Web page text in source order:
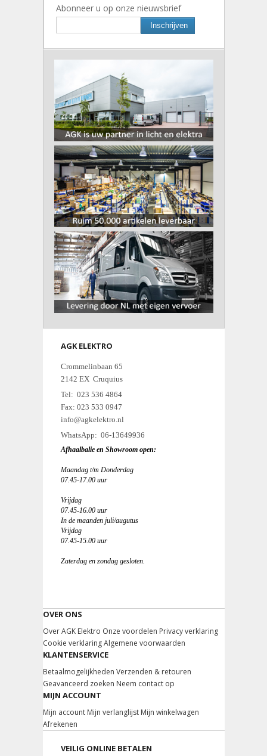
Abonneer u op onze nieuwsbrief
Inschrijven
AGK ELEKTRO
Crommelinbaan 65
2142 EX Cruquius
Tel: 023 536 4864
Fax: 023 533 0947
info@agkelektro.nl
WhatsApp: 06-13649936
Afhaalbalie en Showroom open:
Maandag t/m Donderdag
07.45-17.00 uur
Vrijdag
07.45-16.00 uur
In de maanden juli/augutus
Vrijdag
07.45-15.00 uur
Zaterdag en zondag gesloten.
OVER ONS
Over AGK Elektro Onze voordelen Privacy verklaring
Cookie verklaring Algemene voorwaarden
KLANTENSERVICE
Betaalmogelijkheden Verzenden & retouren
Geavanceerd zoeken Neem contact op
MIJN ACCOUNT
Mijn account Mijn verlanglijst Mijn winkelwagen
Afrekenen
VEILIG ONLINE BETALEN